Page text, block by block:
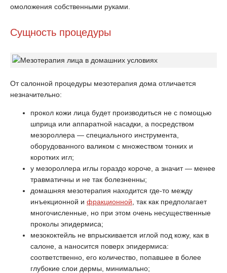
омоложения собственными руками.
Сущность процедуры
От салонной процедуры мезотерапия дома отличается
незначительно:
прокол кожи лица будет производиться не с помощью
шприца или аппаратной насадки, а посредством
мезороллера — специального инструмента,
оборудованного валиком с множеством тонких и
коротких игл;
у мезороллера иглы гораздо короче, а значит — менее
травматичны и не так болезненны;
домашняя мезотерапия находится где-то между
инъекционной и фракционной , так как предполагает
многочисленные, но при этом очень несущественные
проколы эпидермиса;
мезококтейль не впрыскивается иглой под кожу, как в
салоне, а наносится поверх эпидермиса:
соответственно, его количество, попавшее в более
глубокие слои дермы, минимально;